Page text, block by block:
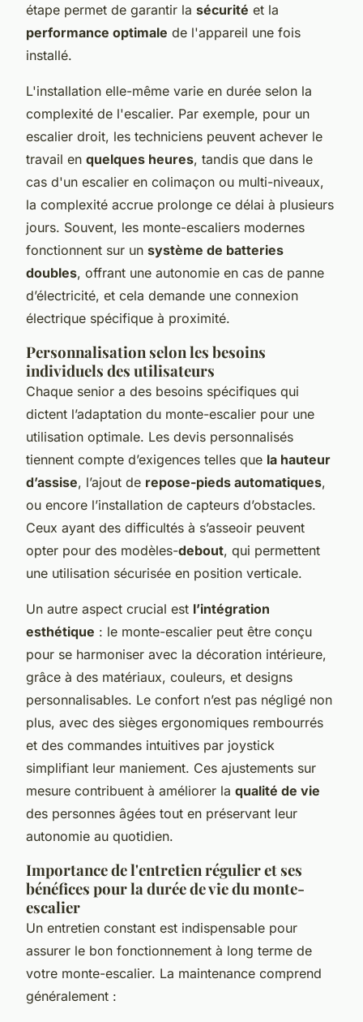
étape permet de garantir la sécurité et la
performance optimale de l'appareil une fois
installé.
L'installation elle-même varie en durée selon la
complexité de l'escalier. Par exemple, pour un
escalier droit, les techniciens peuvent achever le
travail en quelques heures, tandis que dans le
cas d'un escalier en colimaçon ou multi-niveaux,
la complexité accrue prolonge ce délai à plusieurs
jours. Souvent, les monte-escaliers modernes
fonctionnent sur un système de batteries
doubles, offrant une autonomie en cas de panne
d’électricité, et cela demande une connexion
électrique spécifique à proximité.
Personnalisation selon les besoins
individuels des utilisateurs
Chaque senior a des besoins spécifiques qui
dictent l’adaptation du monte-escalier pour une
utilisation optimale. Les devis personnalisés
tiennent compte d’exigences telles que la hauteur
d’assise, l’ajout de repose-pieds automatiques,
ou encore l’installation de capteurs d’obstacles.
Ceux ayant des difficultés à s’asseoir peuvent
opter pour des modèles-debout, qui permettent
une utilisation sécurisée en position verticale.
Un autre aspect crucial est l’intégration
esthétique : le monte-escalier peut être conçu
pour se harmoniser avec la décoration intérieure,
grâce à des matériaux, couleurs, et designs
personnalisables. Le confort n’est pas négligé non
plus, avec des sièges ergonomiques rembourrés
et des commandes intuitives par joystick
simplifiant leur maniement. Ces ajustements sur
mesure contribuent à améliorer la qualité de vie
des personnes âgées tout en préservant leur
autonomie au quotidien.
Importance de l'entretien régulier et ses
bénéfices pour la durée de vie du monte-
escalier
Un entretien constant est indispensable pour
assurer le bon fonctionnement à long terme de
votre monte-escalier. La maintenance comprend
généralement :